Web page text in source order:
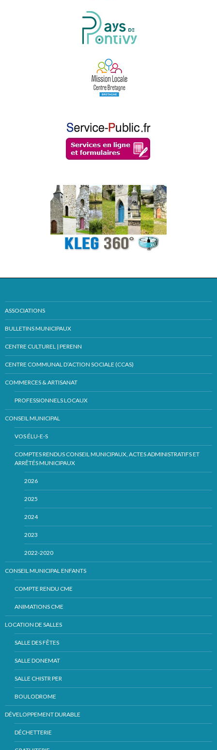
ASSOCIATIONS
BULLETINS MUNICIPAUX
CENTRE CULTUREL | PERENN
CENTRE COMMUNAL D’ACTION SOCIALE (CCAS)
COMMERCES & ARTISANAT
PROFESSIONNELS LOCAUX
CONSEIL MUNICIPAL
VOS ÉLU-E-S
COMPTES RENDUS CONSEIL MUNICIPAUX, ACTES ADMINISTRATIFS ET
ARRÊTÉS MUNICIPAUX
2026
2025
2024
2023
2022-2020
CONSEIL MUNICIPAL ENFANTS
COMPTE RENDU CME
ANIMATIONS CME
LOCATION DE SALLES
SALLE DES FÊTES
SALLE DONEMAT
SALLE CHISTR PER
BOULODROME
DÉVELOPPEMENT DURABLE
DÉCHETTERIE